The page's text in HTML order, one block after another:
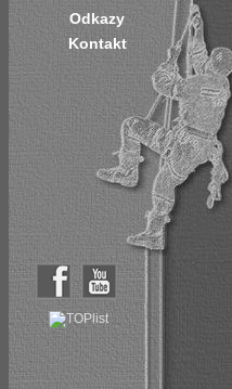
Odkazy
Kontakt